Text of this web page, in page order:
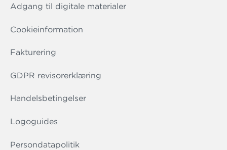
Adgang til digitale materialer
Cookieinformation
Fakturering
GDPR revisorerklæring
Handelsbetingelser
Logoguides
Persondatapolitik